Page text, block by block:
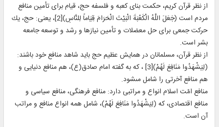
از نظر قرآن كريم، حكمت بناى كعبه و فلسفه حج، قيام براى تأمين منافع
مردم است (جَعَلَ اللَّهُ الْکَعْبَةَ الْبَيْتَ الْحَرَامَ قِيَاماً لِلنَّاسِ)[2]، يعنى: حج، يك
حركت جمعى براى حل معضلات و تأمين نيازها و رشد و توسعه جامعه
بشر است.
از نظر قرآن، مسلمانان در همايش عظيم حج بايد شاهد منافع خود باشند:
(لِيَشْهَدُوا مَنَافِعَ لَهُمْ)[3] ، كه به گفته امام صادق(ع)، هم منافع دنيايى و
هم منافع آخرتى را شامل مى‏شود.
منافع امّت اسلام انواع و مراتبى دارد: منافع فرهنگى، منافع سياسی و
منافع اقتصادى، كه (لِيَشْهَدُوا مَنَافِعَ لَهُمْ)، شامل همه انواع منافع و مراتب
آن است.